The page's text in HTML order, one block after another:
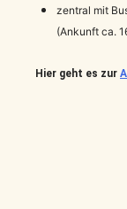
zentral mit
(Ankunft ca.
Hier geht es zur